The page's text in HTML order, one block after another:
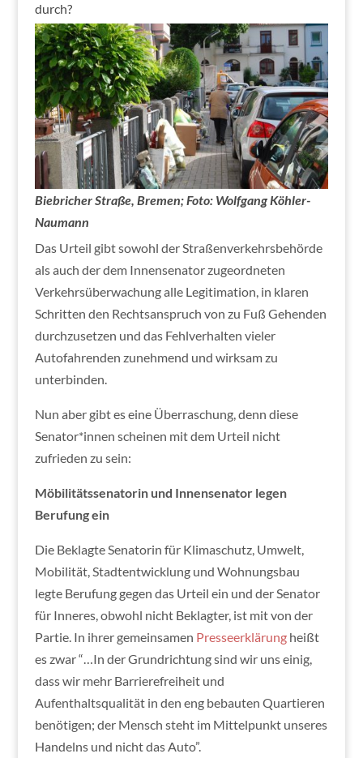
durch?
Biebricher Straße, Bremen; Foto: Wolfgang Köhler-
Naumann
Das Urteil gibt sowohl der Straßenverkehrsbehörde
als auch der dem Innensenator zugeordneten
Verkehrsüberwachung alle Legitimation, in klaren
Schritten den Rechtsanspruch von zu Fuß Gehenden
durchzusetzen und das Fehlverhalten vieler
Autofahrenden zunehmend und wirksam zu
unterbinden.
Nun aber gibt es eine Überraschung, denn diese
Senator*innen scheinen mit dem Urteil nicht
zufrieden zu sein:
Möbilitätssenatorin und Innensenator legen
Berufung ein
Die Beklagte Senatorin für Klimaschutz, Umwelt,
Mobilität, Stadtentwicklung und Wohnungsbau
legte Berufung gegen das Urteil ein und der Senator
für Inneres, obwohl nicht Beklagter, ist mit von der
Partie. In ihrer gemeinsamen Presseerklärungheißt
es zwar “…In der Grundrichtung sind wir uns einig,
dass wir mehr Barrierefreiheit und
Aufenthaltsqualität in den eng bebauten Quartieren
benötigen; der Mensch steht im Mittelpunkt unseres
Handelns und nicht das Auto”.